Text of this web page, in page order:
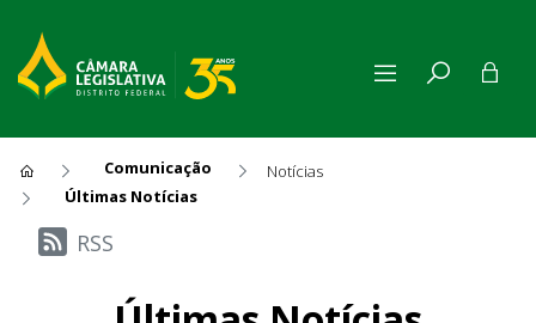
Comunicação
Notícias
Últimas Notícias
Últimas Notícias
RSS